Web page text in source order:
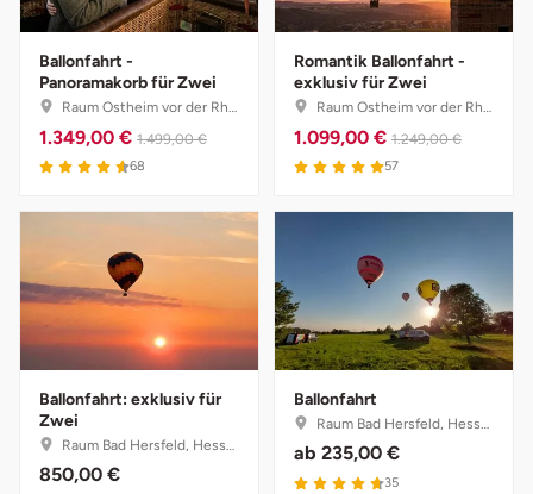
Ballonfahrt -
Panoramakorb für Zwei
Raum Ostheim vor der Rhön, Bayern
1.349,00 € 1.499,00 €
68
Romantik Ballonfahrt -
exklusiv für Zwei
Raum Ostheim vor der Rhön, Bayern
1.099,00 € 1.249,00 €
57
Ballonfahrt: exklusiv für
Zwei
Raum Bad Hersfeld, Hessen
850,00 €
Ballonfahrt
Raum Bad Hersfeld, Hessen
ab 235,00 €
35